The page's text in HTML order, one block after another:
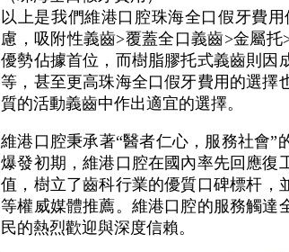
以上是我們維港口腔珠海全口假牙費
慮，吸附性義齒>覆蓋全口義齒>金屬
優勢佔據首位，而樹脂膠托式義齒則因
等，甚至更高珠海全口假牙費用的選擇
質的活動義齒中作出適宜的選擇。
維港口腔秉承著“醫者仁心，服務社會
爆發初期，維港口腔在國內率先回應復
值，樹立了齒科行業的優質口碑標杆，
等權威媒體推薦。維港口腔的服務觸達
民的熱烈歡迎與深度信賴。